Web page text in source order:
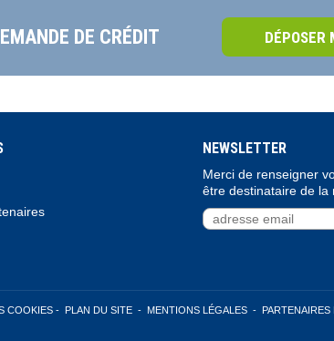
DE CRÉDIT DÉPOSER
NEWSLETTER
Merci de renseigner
être destinataire de la
COOKIES- PLAN DU SITE- MENTIONS LÉGALES- PARTENAIRES